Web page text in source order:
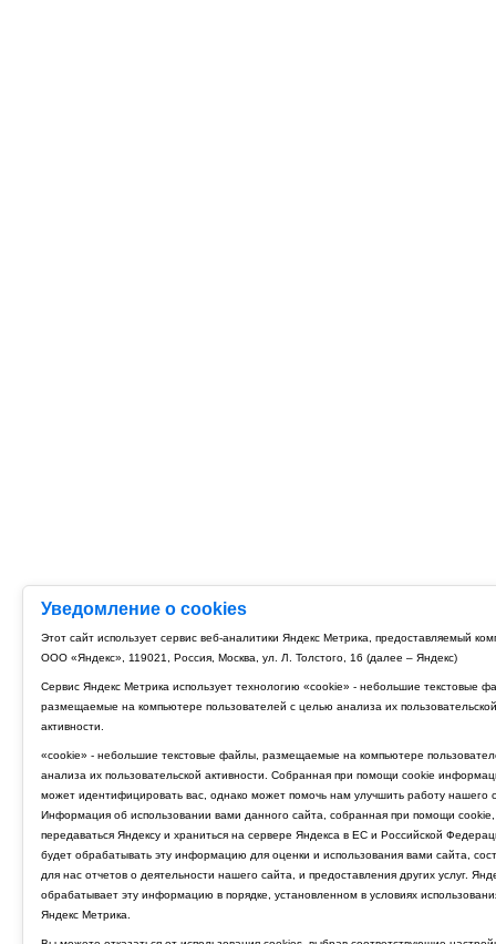
Уведомление о cookies
Этот сайт использует сервис веб-аналитики Яндекс Метрика, предоставляемый
ООО «Яндекс», 119021, Россия, Москва, ул. Л. Толстого, 16 (далее – Яндекс)
Сервис Яндекс Метрика использует технологию «cookie» - небольшие текстовые
размещаемые на компьютере пользователей с целью анализа их пользовательской
активности.
«cookie» - небольшие текстовые файлы, размещаемые на компьютере
анализа их пользовательской активности. Собранная при помощи cookie
может идентифицировать вас, однако может помочь нам улучшить работу нашего
Информация об использовании вами данного сайта, собранная при помощи cookie,
передаваться Яндексу и храниться на сервере Яндекса в ЕС и Российской
будет обрабатывать эту информацию для оценки и использования вами сайта,
для нас отчетов о деятельности нашего сайта, и предоставления других услуг.
обрабатывает эту информацию в порядке, установленном в условиях
Яндекс Метрика.